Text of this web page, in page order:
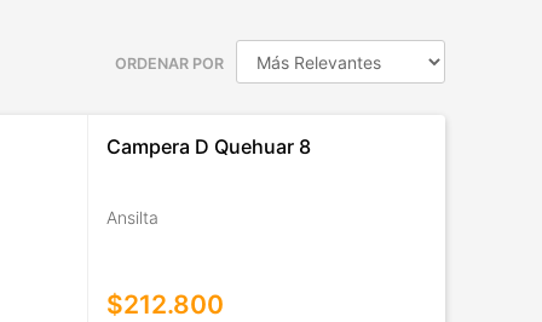
ORDENAR POR
Campera D Quehuar 8
Ansilta
$212.800